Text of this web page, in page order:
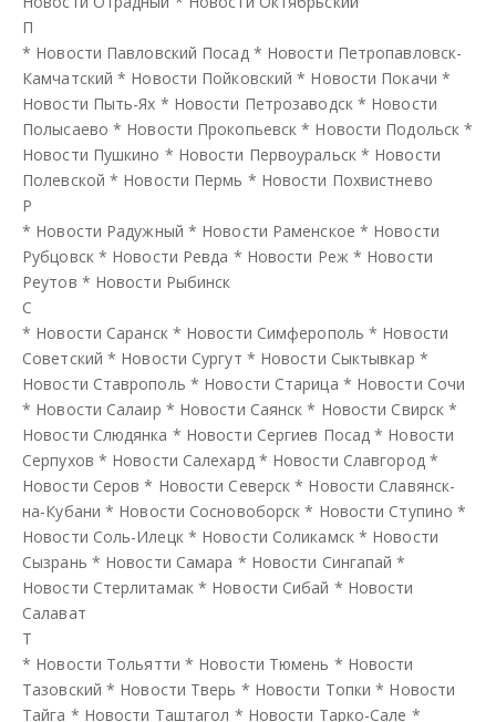
П
* Новости Павловский Посад * Новости Петропавловск-
Камчатский * Новости Пойковский * Новости Покачи *
Новости Пыть-Ях * Новости Петрозаводск * Новости
Полысаево * Новости Прокопьевск * Новости Подольск *
Новости Пушкино * Новости Первоуральск * Новости
Полевской * Новости Пермь * Новости Похвистнево
Р
* Новости Радужный * Новости Раменское * Новости
Рубцовск * Новости Ревда * Новости Реж * Новости
Реутов * Новости Рыбинск
С
* Новости Саранск * Новости Симферополь * Новости
Советский * Новости Сургут * Новости Сыктывкар *
Новости Ставрополь * Новости Старица * Новости Сочи
* Новости Салаир * Новости Саянск * Новости Свирск *
Новости Слюдянка * Новости Сергиев Посад * Новости
Серпухов * Новости Салехард * Новости Славгород *
Новости Серов * Новости Северск * Новости Славянск-
на-Кубани * Новости Сосновоборск * Новости Ступино *
Новости Соль-Илецк * Новости Соликамск * Новости
Сызрань * Новости Самара * Новости Сингапай *
Новости Стерлитамак * Новости Сибай * Новости
Салават
Т
* Новости Тольятти * Новости Тюмень * Новости
Тазовский * Новости Тверь * Новости Топки * Новости
Тайга * Новости Таштагол * Новости Тарко-Сале *